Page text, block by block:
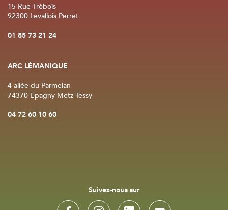
15 Rue Trébois
92300 Levallois Perret
01 85 73 21 24
ARC LÉMANIQUE
4 allée du Parmelan
74370 Epagny Metz-Tessy
04 72 60 10 60
Suivez-nous sur